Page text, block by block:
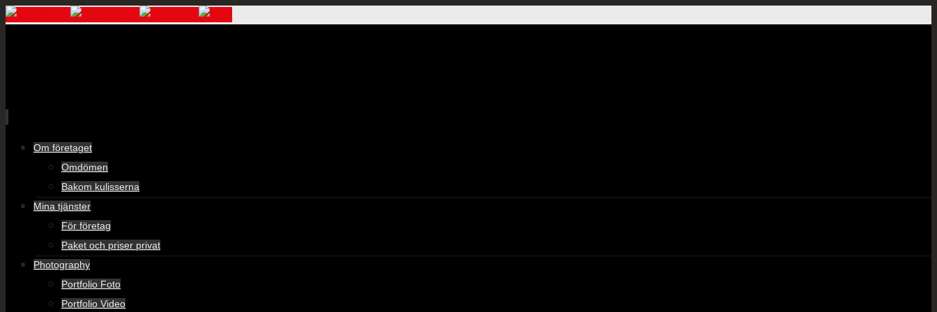
Skip
Om företaget
Omdömen
Bakom kulisserna
Mina tjänster
För företag
Paket och priser privat
Photography
Portfolio Foto
Portfolio Video